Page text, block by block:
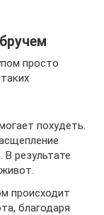
просто
похудеть.
результате
происходит
благодаря